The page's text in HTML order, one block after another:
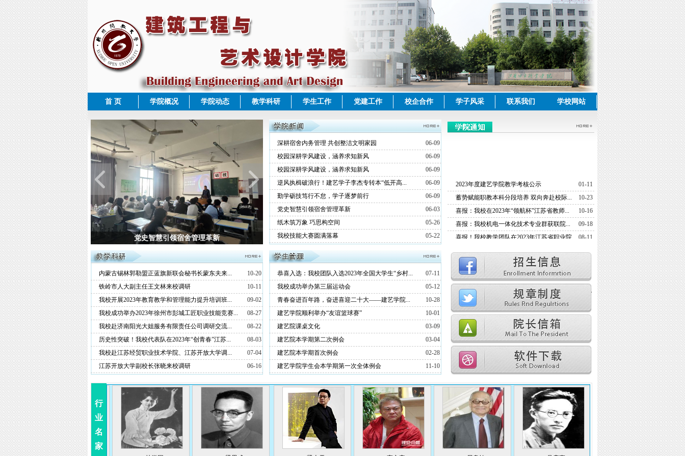
首 页 学院概况 学院动态 教学科研 学生工作 党建工作 校企合作 学子风采 联系我们 学校网站
纸木筑万象 巧思构空间
06-09
深耕宿舍内务管理 共创整洁文明家园
06-09
校园深耕学风建设，涵养求知新风
06-09
校园深耕学风建设，涵养求知新风
06-09
逆风执楫破浪行！建艺学子李杰专转本“低开高...
06-09
勤学砺技笃行不怠，学子逐梦前行
06-03
党史智慧引领宿舍管理革新
05-26
纸木筑万象 巧思构空间
05-22
我校技能大赛圆满落幕
01-11
2023年度建艺学院教学考核公示
10-23
蓄势赋能职教本科分段培养 双向奔赴校际...
10-16
喜报：我校在2023年“领航杯”江苏省教师...
09-18
喜报：我校机电一体化技术专业群获联院...
08-11
喜报！我校教学团队在2023年江苏省职业院...
徐州市人大来校开展“一法一条例”执法...
关于参加江苏省职业技术教育学会举办的...
10-20
内蒙古锡林郭勒盟正蓝旗新联会秘书长蒙东夫来...
10-11
铁岭市人大副主任王文林来校调研
09-02
我校开展2023年教育教学和管理能力提升培训班...
08-27
我校成功举办2023年徐州市彭城工匠职业技能竞赛...
08-22
我校赴济南阳光大姐服务有限责任公司调研交流...
08-03
历史性突破！我校代表队在2023年“创青春”江苏...
07-04
我校赴江苏经贸职业技术学院、江苏开放大学调...
06-16
江苏开放大学副校长张晓来校调研
07-11
恭喜入选：我校团队入选2023年全国大学生“乡村...
05-12
我校成功举办第三届运动会
10-28
青春奋进百年路，奋进喜迎二十大——建艺学院...
10-01
建艺学院顺利举办“友谊篮球赛”
03-09
建艺院课桌文化
03-04
建艺院本学期第二次例会
02-28
建艺院本学期首次例会
11-10
建艺学院学生会本学期第一次全体例会
行
业
名
家